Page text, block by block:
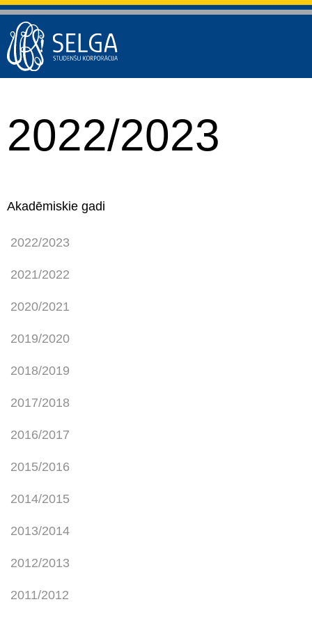
2022/2023
Akadēmiskie gadi
2022/2023
2021/2022
2020/2021
2019/2020
2018/2019
2017/2018
2016/2017
2015/2016
2014/2015
2013/2014
2012/2013
2011/2012